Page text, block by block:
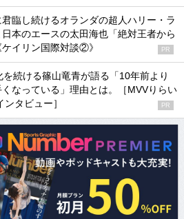
臨し続けるオランダの超人ハリー・ラ
本のエースの太田海也「絶対王者から
イリン国際対談②》
PR
続ける篠山竜青が語る「10年前より
なっている」理由とは。［MVVりらい
タビュー］
PR